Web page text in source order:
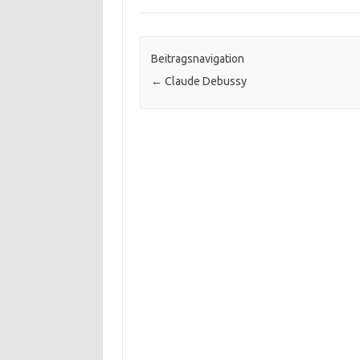
Beitragsnavigation
← Claude Debussy